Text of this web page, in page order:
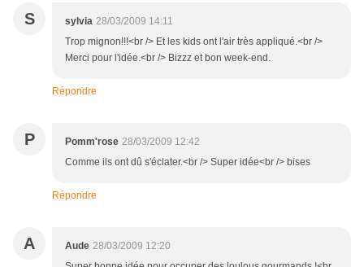
S sylvia 28/03/2009 14:11
Trop mignon!!!<br /> Et les kids ont l'air très appliqué.<br />
Merci pour l'idée.<br /> Bizzz et bon week-end.
Répondre
P Pomm'rose 28/03/2009 12:42
Comme ils ont dû s'éclater.<br /> Super idée<br /> bises
Répondre
A Aude 28/03/2009 12:20